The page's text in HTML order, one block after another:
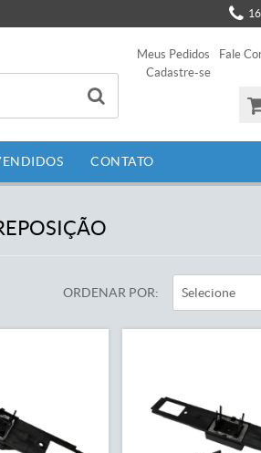
Meus Pedidos
Fale
Cadastre-se
CONTATO
ORDENAR POR Selecione